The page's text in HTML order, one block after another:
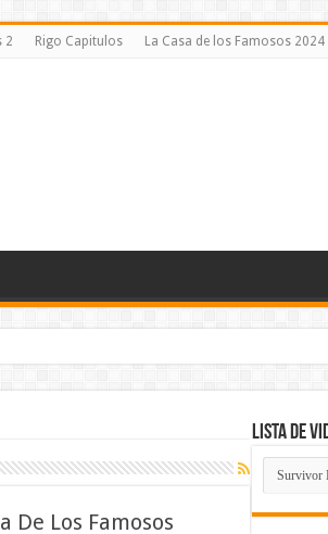
2 Rigo Capitulos La Casa de los Famosos
De Los Famosos
Lista de
Lista
de
Videos